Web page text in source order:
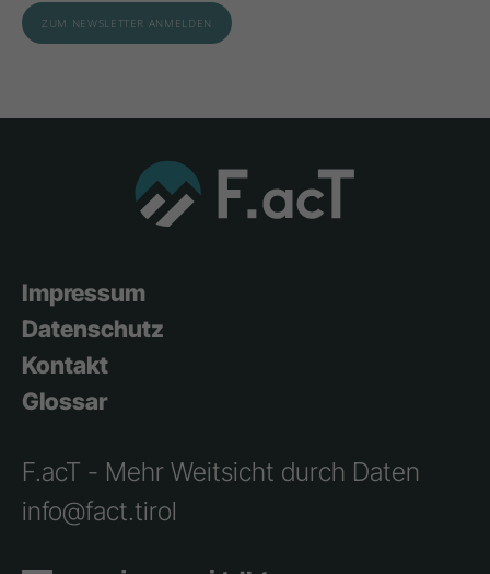
Impressum
Datenschutz
Kontakt
Glossar
F.acT - Mehr Weitsicht durch Daten
info@fact.tirol